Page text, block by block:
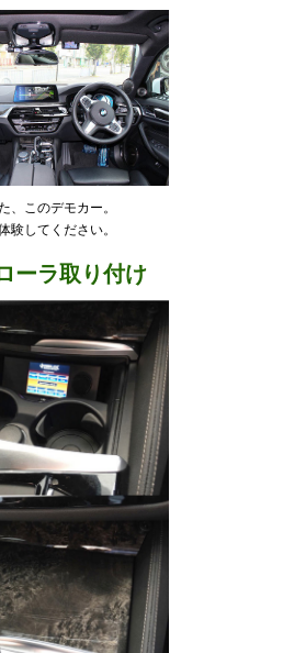
、このデモカー。
験してください。
ーラ取り付け